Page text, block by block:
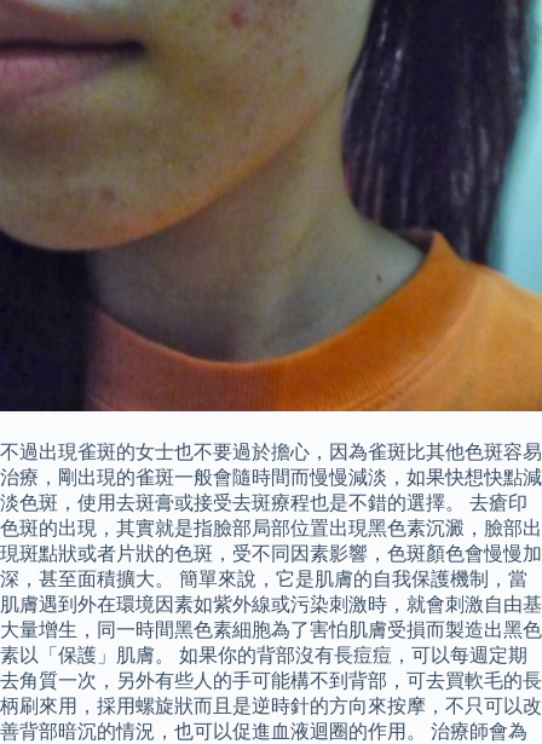
不過出現雀斑的女士也不要過於擔心，因為雀斑比其他色斑容易
治療，剛出現的雀斑一般會隨時間而慢慢減淡，如果快想快點減
淡色斑，使用去斑膏或接受去斑療程也是不錯的選擇。 去瘡印
色斑的出現，其實就是指臉部局部位置出現黑色素沉澱，臉部出
現斑點狀或者片狀的色斑，受不同因素影響，色斑顏色會慢慢加
深，甚至面積擴大。 簡單來說，它是肌膚的自我保護機制，當
肌膚遇到外在環境因素如紫外線或污染刺激時，就會刺激自由基
大量增生，同一時間黑色素細胞為了害怕肌膚受損而製造出黑色
素以「保護」肌膚。 如果你的背部沒有長痘痘，可以每週定期
去角質一次，另外有些人的手可能構不到背部，可去買軟毛的長
柄刷來用，採用螺旋狀而且是逆時針的方向來按摩，不只可以改
善背部暗沉的情況，也可以促進血液迴圈的作用。 治療師會為